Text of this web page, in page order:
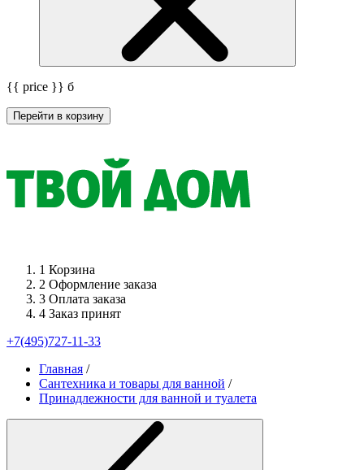
{{ price }} б
Перейти в корзину
1 Корзина
2 Оформление заказа
3 Оплата заказа
4 Заказ принят
+7(495)727-11-33
Главная /
Сантехника и товары для ванной /
Принадлежности для ванной и туалета